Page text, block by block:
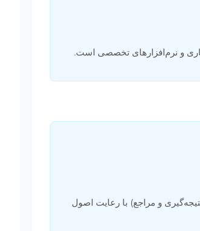
و نرم‌افزارهای تخصصی است.
و مراجع) با رعایت اصول